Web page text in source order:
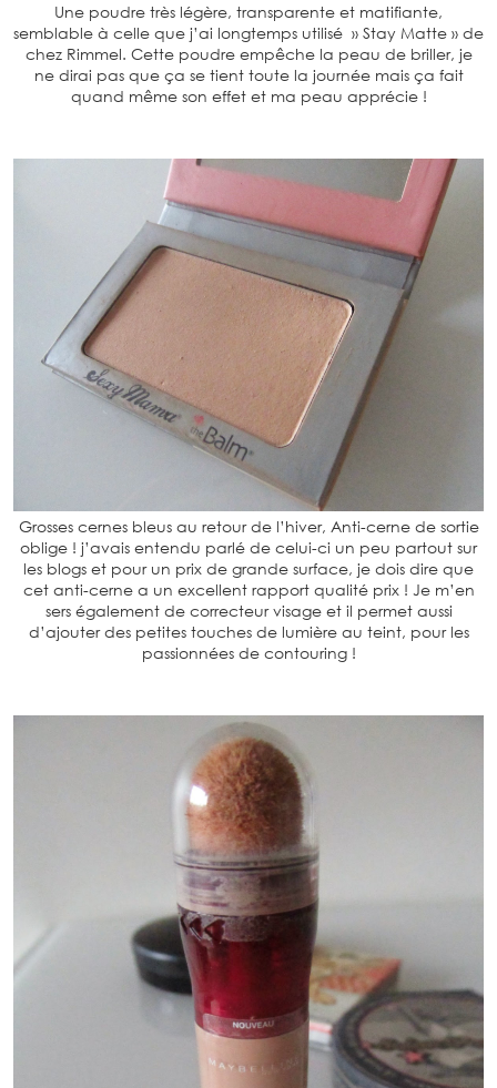
Une poudre très légère, transparente et matifiante,
semblable à celle que j’ai longtemps utilisé » Stay Matte » de
chez Rimmel. Cette poudre empêche la peau de briller, je
ne dirai pas que ça se tient toute la journée mais ça fait
quand même son effet et ma peau apprécie !
Grosses cernes bleus au retour de l’hiver, Anti-cerne de sortie
oblige ! j’avais entendu parlé de celui-ci un peu partout sur
les blogs et pour un prix de grande surface, je dois dire que
cet anti-cerne a un excellent rapport qualité prix ! Je m’en
sers également de correcteur visage et il permet aussi
d’ajouter des petites touches de lumière au teint, pour les
passionnées de contouring !